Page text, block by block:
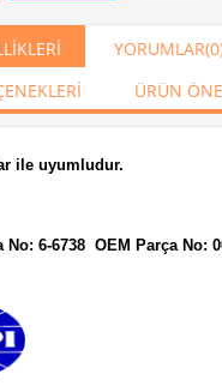
YORUMLAR
ÜRÜN
ile uyumludur.
No: 6-6738 OEM Parça No: